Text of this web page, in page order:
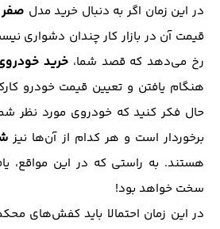
در این زمان اگر به دنبال خرید مدل صفر
قیمت آن در بازار کار چندان دشواری
رخ می‌دهد که قصد شما، خرید
هنگام یافتن و تعیین قیمت خودرو
حال فکر کنید که خودروی مورد نظر
برخوردار است و هر کدام از آن‌ها نیز
هستند. به راستی که در این مواقع،
سخت خواهد بود!
در این زمان احتمالا باید کفش‌های